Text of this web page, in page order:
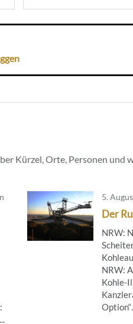
Kürzel, Orte, Personen und
5.
Der
NRW:
NRW:
Kohle-